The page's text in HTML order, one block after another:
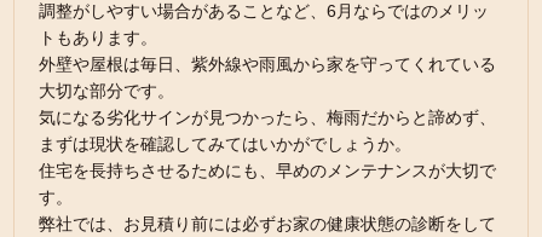
調整がしやすい場合があることなど、6月ならではのメリッ
トもあります。
外壁や屋根は毎日、紫外線や雨風から家を守ってくれている
大切な部分です。
気になる劣化サインが見つかったら、梅雨だからと諦めず、
まずは現状を確認してみてはいかがでしょうか。
住宅を長持ちさせるためにも、早めのメンテナンスが大切で
す。
弊社では、お見積り前には必ずお家の健康状態の診断をして